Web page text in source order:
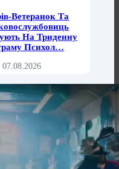
Ветеранок Та
На Триденну
Психол…
07.08.2026